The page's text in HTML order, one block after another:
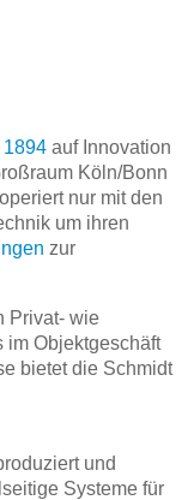
1894 auf Innovation
Köln/Bonn
nur mit den
um ihren
zur
Privat- wie
im Objektgeschäft
bietet die Schmidt
und
Systeme für